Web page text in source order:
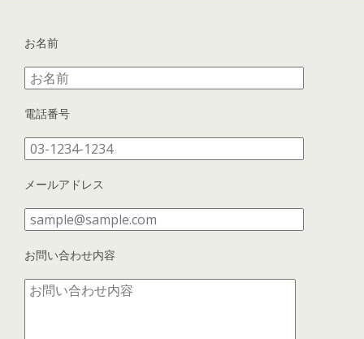
お名前
電話番号
メールアドレス
お問い合わせ内容